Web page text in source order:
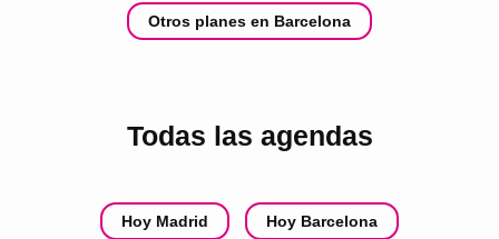
Otros planes en Barcelona
Todas las agendas
Hoy Madrid Hoy Barcelona